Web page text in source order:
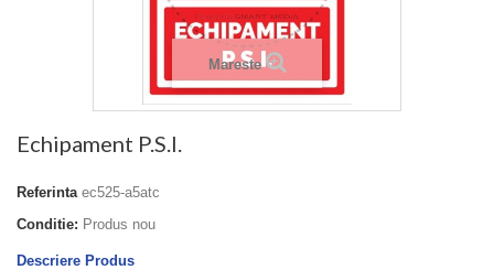
Mareste
Echipament P.S.I.
Referinta ec525-a5atc
Conditie: Produs nou
Descriere Produs